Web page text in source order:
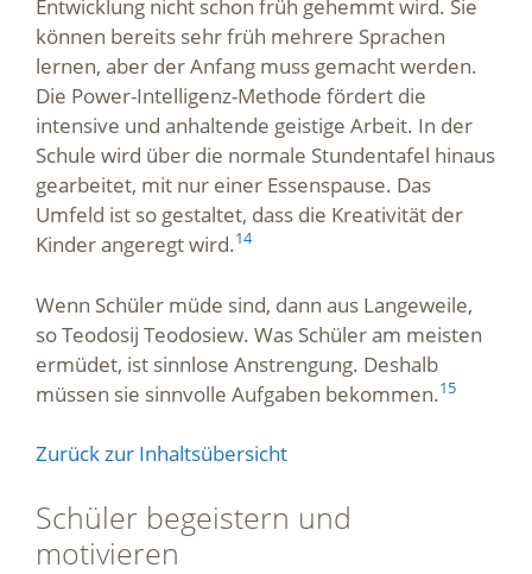
Entwicklung nicht schon früh gehemmt wird. Sie
können bereits sehr früh mehrere Sprachen
lernen, aber der Anfang muss gemacht werden.
Die Power-Intelligenz-Methode fördert die
intensive und anhaltende geistige Arbeit. In der
Schule wird über die normale Stundentafel hinaus
gearbeitet, mit nur einer Essenspause. Das
Umfeld ist so gestaltet, dass die Kreativität der
Kinder angeregt wird.14
Wenn Schüler müde sind, dann aus Langeweile,
so Teodosij Teodosiew. Was Schüler am meisten
ermüdet, ist sinnlose Anstrengung. Deshalb
müssen sie sinnvolle Aufgaben bekommen.15
Zurück zur Inhaltsübersicht
Schüler begeistern und
motivieren